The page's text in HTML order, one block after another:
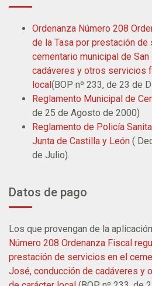
Ordenanza Número 208
de la Tasa por prestación
cementario municipal de
cadáveres y otros servicios
local(BOP nº 233, de 23 de
Reglamento Municipal de
de 25 de Agosto de 2000)
Reglamento de Policía
Junta de Castilla y León (
de Julio).
Datos de pago
Los que provengan de la
Número 208 Ordenanza Fiscal
prestación de servicios en el
José, conducción de cadáveres y